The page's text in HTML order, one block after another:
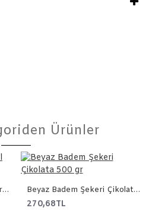
Ürünler
Sütlü Çikolatalı Portakal Draje 500 gr Beyaz Badem Şekeri Çikolata 500 gr
270,68TL